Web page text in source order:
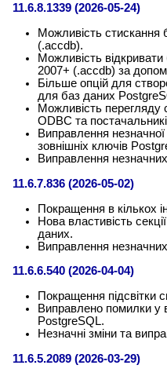
11.6.8.1339 (2026-05-24)
Можливість
(.accdb).
Можливість
2007+ (.accdb) за
Більше опцій для
для баз даних
Можливість перегляду
ODBC та
Виправлення
зовнішніх ключів
Виправлення
11.6.7.836 (2026-05-02)
Покращення в кількох
Нова властивість
даних.
Виправлення
11.6.6.540 (2026-04-04)
Покращення підсвітки
Виправлено помилки у
PostgreSQL.
Незначні зміни та
11.6.5.2089 (2026-03-29)